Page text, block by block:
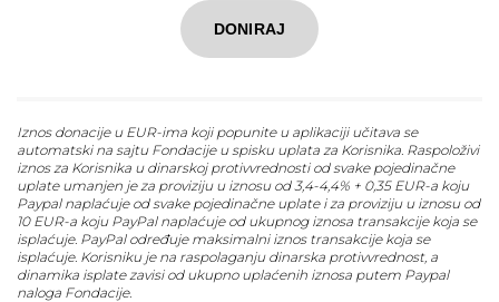
DONIRAJ
Iznos donacije u EUR-ima koji popunite u aplikaciji učitava se
automatski na sajtu Fondacije u spisku uplata za Korisnika. Raspoloživi
iznos za Korisnika u dinarskoj protivvrednosti od svake pojedinačne
uplate umanjen je za proviziju u iznosu od 3,4-4,4% + 0,35 EUR-a koju
Paypal naplaćuje od svake pojedinačne uplate i za proviziju u iznosu od
10 EUR-a koju PayPal naplaćuje od ukupnog iznosa transakcije koja se
isplaćuje. PayPal određuje maksimalni iznos transakcije koja se
isplaćuje. Korisniku je na raspolaganju dinarska protivvrednost, a
dinamika isplate zavisi od ukupno uplaćenih iznosa putem Paypal
naloga Fondacije.